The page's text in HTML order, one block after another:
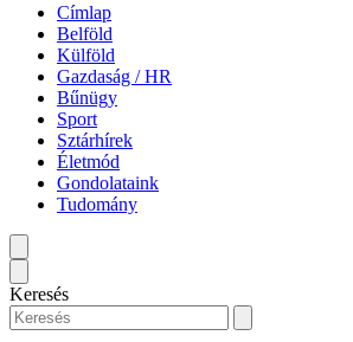
Címlap
Belföld
Külföld
Gazdaság / HR
Bűnügy
Sport
Sztárhírek
Életmód
Gondolataink
Tudomány
Keresés